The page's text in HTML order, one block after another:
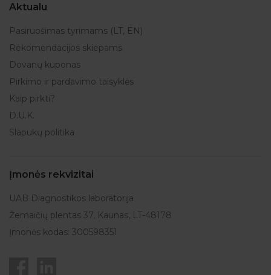
Aktualu
Pasiruošimas tyrimams (LT, EN)
Rekomendacijos skiepams
Dovanų kuponas
Pirkimo ir pardavimo taisyklės
Kaip pirkti?
D.U.K.
Slapukų politika
Įmonės rekvizitai
UAB Diagnostikos laboratorija
Žemaičių plentas 37, Kaunas, LT-48178
Įmonės kodas: 300598351